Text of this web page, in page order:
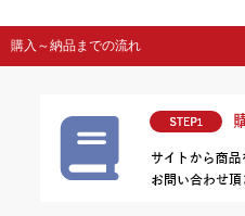
購入～納品までの流れ